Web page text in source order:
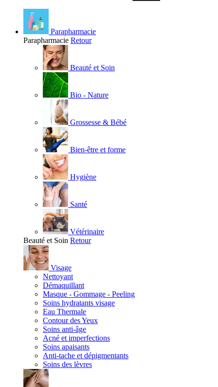
Parapharmacie
Parapharmacie Retour
Beauté et Soin
Bio - Nature
Grossesse & Bébé
Bien-être et forme
Hygiène
Santé
Vétérinaire
Beauté et Soin Retour
Visage
Nettoyant
Démaquillant
Masque - Gommage - Peeling
Soins hydratants visage
Eau Thermale
Contour des Yeux
Soins anti-âge
Acné et imperfections
Soins apaisants
Anti-tache et dépigmentants
Soins des lèvres